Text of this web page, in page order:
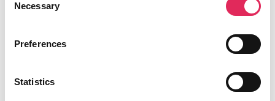
Selection
Necessary
Preferences
Statistics
Applaus leverer viden, værktøjer og
med at udvikle deres publikumsstrategi i
Det gør vi, for at endnu flere borgere får